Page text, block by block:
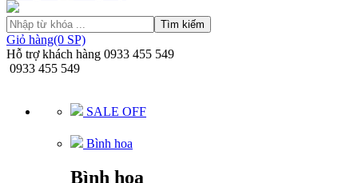
Tìm kiếm
Giỏ hàng(0 SP)
Hỗ trợ khách hàng 0933 455 549
0933 455 549
SALE OFF
Bình hoa
Bình hoa